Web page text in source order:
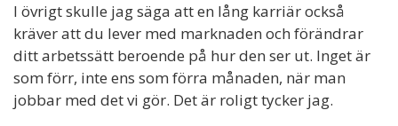
I övrigt skulle jag säga att en lång karriär också
kräver att du lever med marknaden och förändrar
ditt arbetssätt beroende på hur den ser ut. Inget är
som förr, inte ens som förra månaden, när man
jobbar med det vi gör. Det är roligt tycker jag.